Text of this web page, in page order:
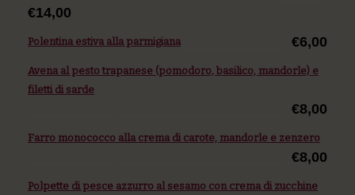
€14,00
Polentina estiva alla parmigiana €6,00
Avena al pesto trapanese (pomodoro, basilico, mandorle) e
filetti di sarde
€8,00
Farro monococco alla crema di carote, mandorle e zenzero
€8,00
Polpette di pesce azzurro al sesamo con crema di zucchine